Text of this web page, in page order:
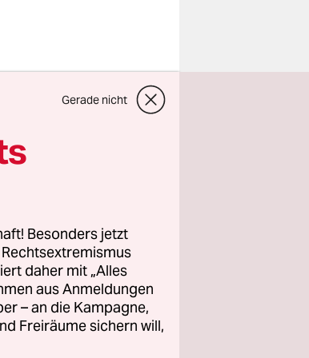
Gerade nicht
Besonders jetzt
daher mit „Alles
aus Anmeldungen
– an die Kampagne,
Freiräume sichern will,